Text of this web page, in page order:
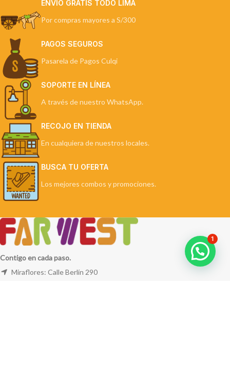
ENVÍO GRATIS TODO LIMA
Por compras mayores a S/300
PAGOS SEGUROS
Pasarela de Pagos Culqi
SOPORTE EN LÍNEA
A través de nuestro WhatsApp.
RECOJO EN TIENDA
En cualquiera de nuestros locales.
BUSCA TU OFERTA
Los mejores combos y promociones.
Contigo en cada paso.
Miraflores: Calle Berlín 290
1